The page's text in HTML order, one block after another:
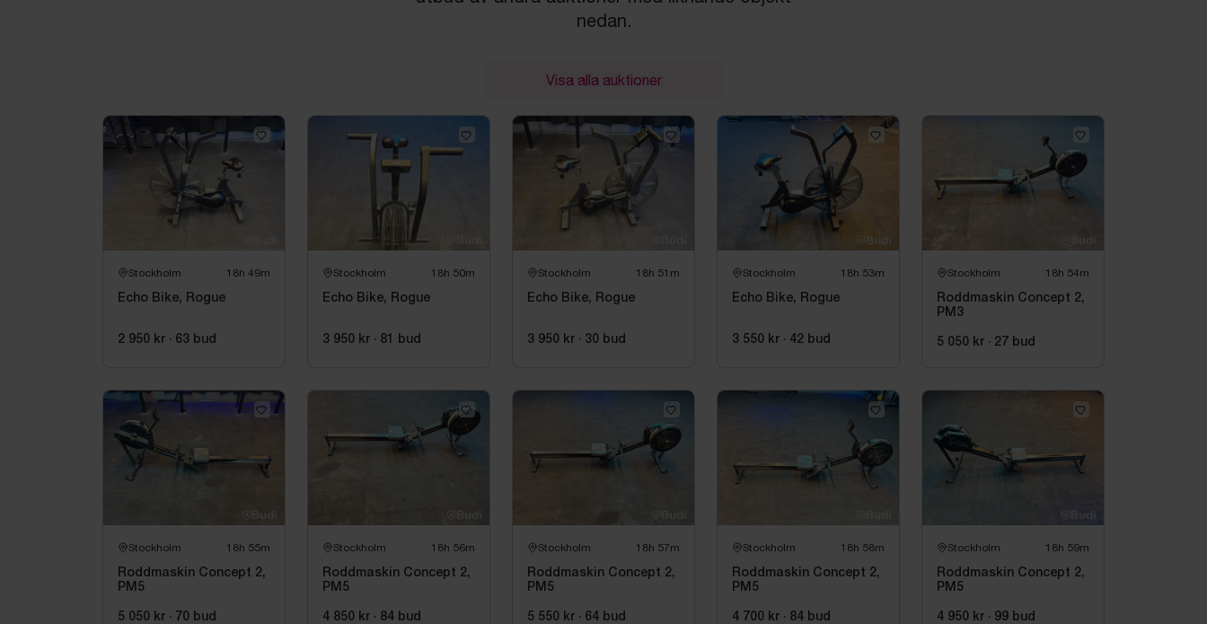
nedan.
Visa alla auktioner
Stockholm 18h 49m
Echo Bike, Rogue
2 950 kr · 63 bud
Stockholm 18h 50m
Echo Bike, Rogue
3 950 kr · 81 bud
Stockholm 18h 51m
Echo Bike, Rogue
3 950 kr · 30 bud
Stockholm 18h 53m
Echo Bike, Rogue
3 550 kr · 42 bud
Stockholm 18h 54m
Roddmaskin Concept 2,
PM3
5 050 kr · 27 bud
Stockholm 18h 55m
Roddmaskin Concept 2,
PM5
5 050 kr · 70 bud
Stockholm 18h 56m
Roddmaskin Concept 2,
PM5
4 850 kr · 84 bud
Stockholm 18h 57m
Roddmaskin Concept 2,
PM5
5 550 kr · 64 bud
Stockholm 18h 58m
Roddmaskin Concept 2,
PM5
4 700 kr · 84 bud
Stockholm 18h 59m
Roddmaskin Concept 2,
PM5
4 950 kr · 99 bud